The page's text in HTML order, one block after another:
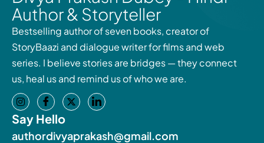
Author & Storyteller
Bestselling author of seven books, creator of
StoryBaazi and dialogue writer for films and web
series. I believe stories are bridges — they connect
us, heal us and remind us of who we are.
Say Hello
authordivyaprakash@gmail.com